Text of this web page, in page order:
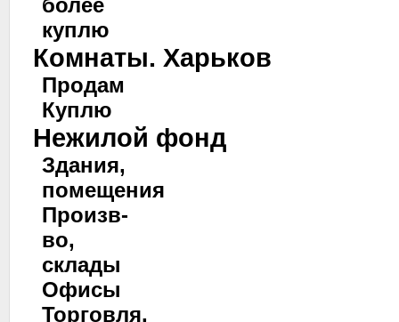
более
куплю
Комнаты. Харьков
Продам
Куплю
Нежилой фонд
Здания,
помещения
Произв-
во,
склады
Офисы
Торговля,